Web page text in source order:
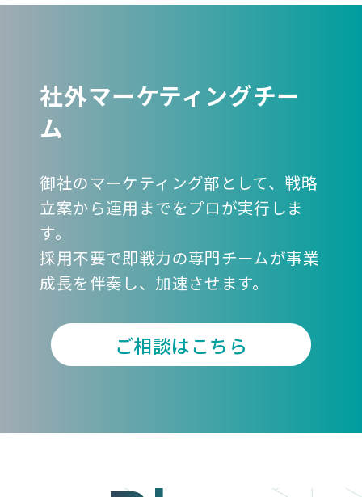
社外マーケティングチー
ム
御社のマーケティング部として、戦略
立案から運用までをプロが実行しま
す。
採用不要で即戦力の専門チームが事業
成長を伴奏し、加速させます。
ご相談はこちら